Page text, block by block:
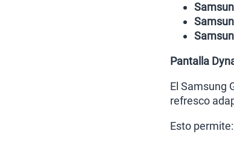
Pantalla
El Samsung
refresco
Esto permite: